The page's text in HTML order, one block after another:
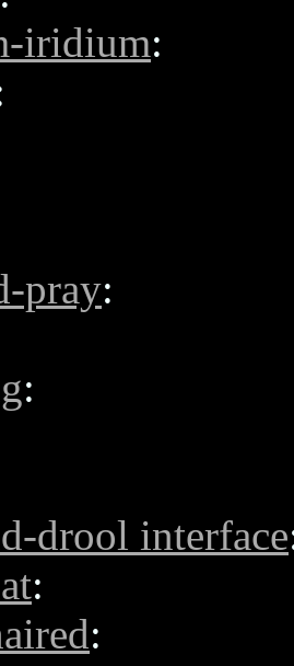
iridium:
pray:
:
drool interface
:
: